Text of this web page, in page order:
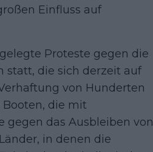
Einfluss auf
Proteste gegen die
statt, die sich derzeit auf
von Hunderten
die mit
gegen das Ausbleiben von
in denen die